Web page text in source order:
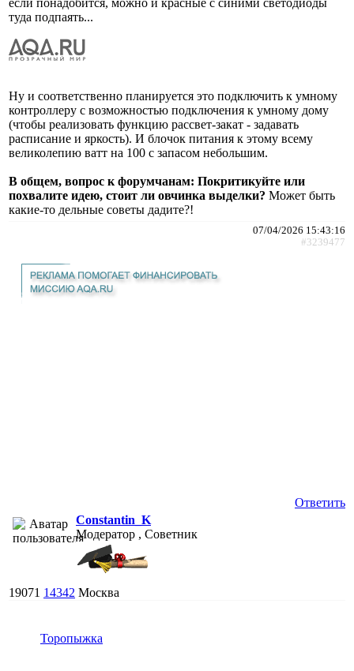
туда подпаять...
Ну и соответственно планируется это подключить к умному
контроллеру с возможностью подключения к умному дому
(чтобы реализовать функцию рассвет-закат - задавать
расписание и яркость). И блочок питания к этому всему
великолепию ватт на 100 с запасом небольшим.
В общем, вопрос к форумчанам: Покритикуйте или
похвалите идею, стоит ли овчинка выделки? Может быть
какие-то дельные советы дадите?!
07/04/2026 15:43:16
#3239477
Ответить
Constantin_K
Модератор , Советник
19071 14342 Москва
Торопыжка